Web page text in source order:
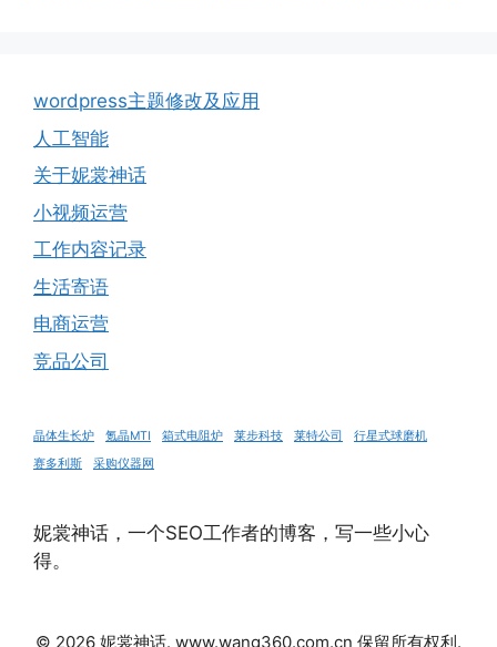
wordpress主题修改及应用
人工智能
关于妮裳神话
小视频运营
工作内容记录
生活寄语
电商运营
竞品公司
晶体生长炉 氪晶MTI 箱式电阻炉 莱步科技 莱特公司
行星式球磨机
赛多利斯
采购仪器网
妮裳神话，一个SEO工作者的博客，写一些小心
得。
© 2026 妮裳神话. www.wang360.com.cn 保留所有权利.